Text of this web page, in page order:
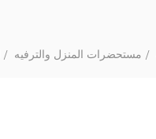
مستحضرات المنزل والترفيه